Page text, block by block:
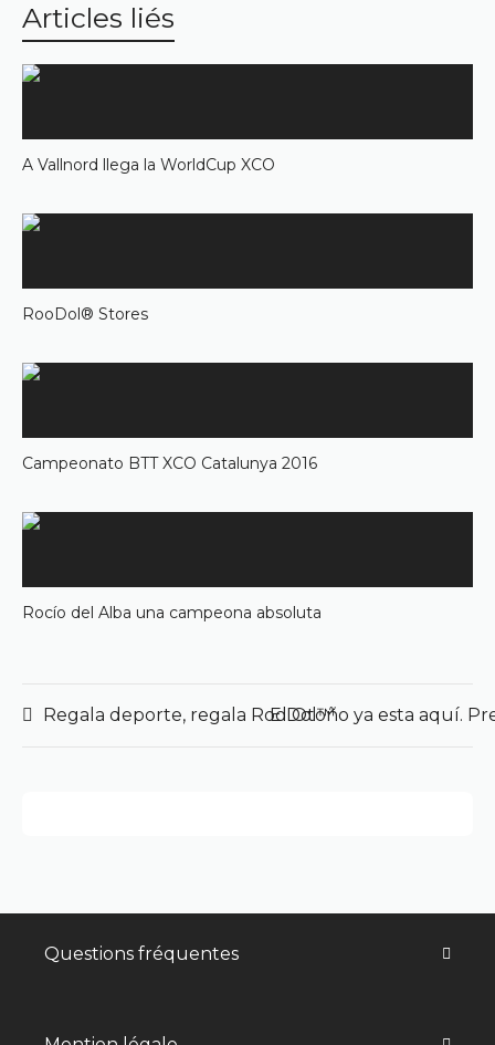
Articles liés
A Vallnord llega la WorldCup XCO
RooDol® Stores
Campeonato BTT XCO Catalunya 2016
Rocío del Alba una campeona absoluta
Regala deporte, regala RooDol™El Otoño ya esta aquí.
Questions fréquentes